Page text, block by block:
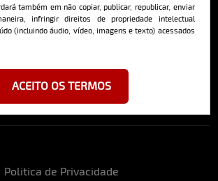
também em não copiar, publicar, republicar, enviar
infringir direitos de propriedade intelectual
(incluindo áudio, vídeo, imagens e texto) acessados
ACEITO OS TERMOS
Politica de Privacidade